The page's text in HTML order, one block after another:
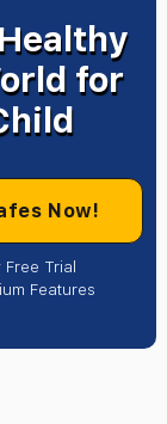
for
Now!
Free Trial
Features